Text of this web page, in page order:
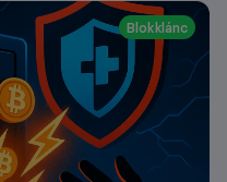
Blokklánc